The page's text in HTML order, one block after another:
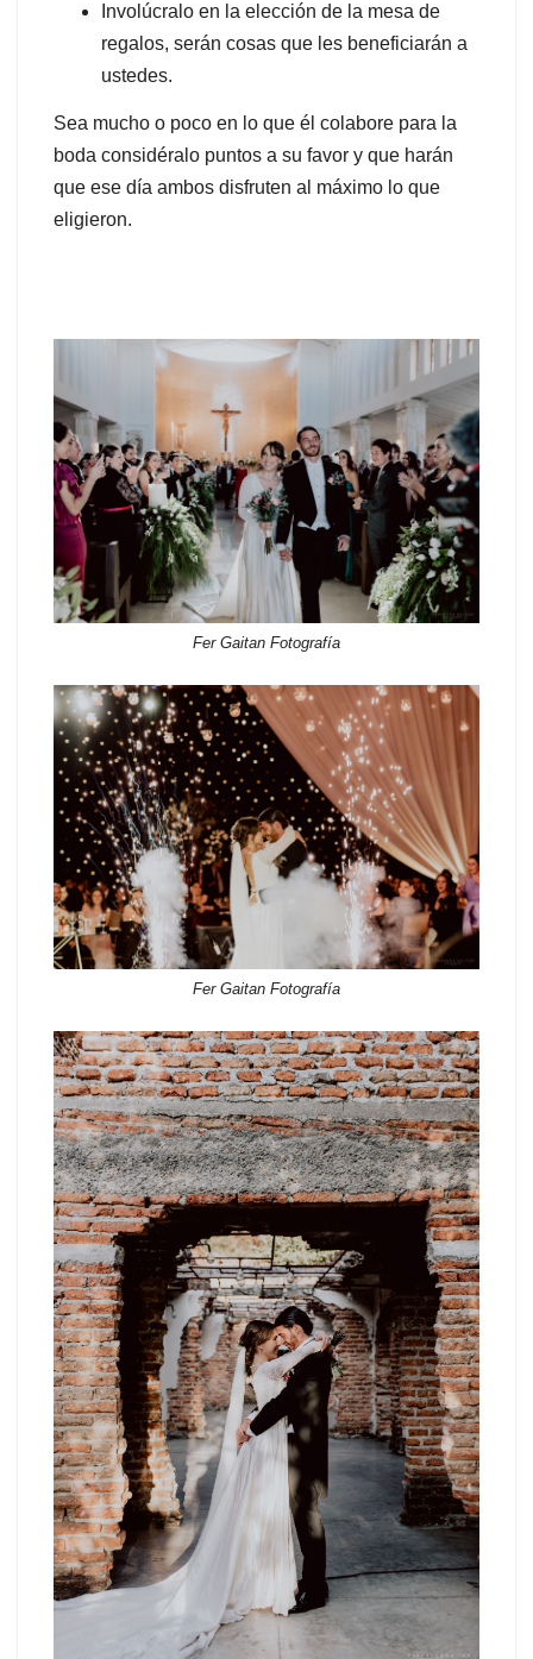
Involúcralo en la elección de la mesa de
regalos, serán cosas que les beneficiarán a
ustedes.
Sea mucho o poco en lo que él colabore para la
boda considéralo puntos a su favor y que harán
que ese día ambos disfruten al máximo lo que
eligieron.
Fer Gaitan Fotografía
Fer Gaitan Fotografía